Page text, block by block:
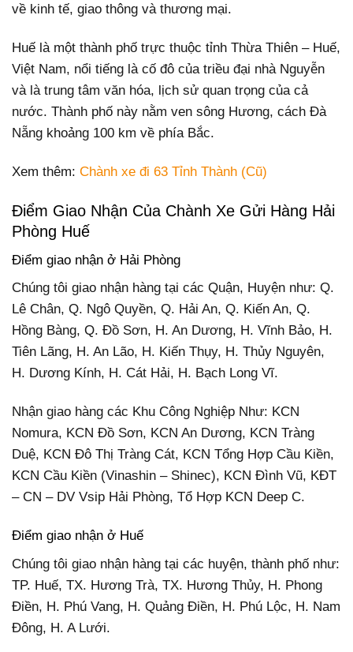
về kinh tế, giao thông và thương mại.
Huế là một thành phố trực thuộc tỉnh Thừa Thiên – Huế,
Việt Nam, nổi tiếng là cố đô của triều đại nhà Nguyễn
và là trung tâm văn hóa, lịch sử quan trọng của cả
nước. Thành phố này nằm ven sông Hương, cách Đà
Nẵng khoảng 100 km về phía Bắc.
Xem thêm: Chành xe đi 63 Tỉnh Thành (Cũ)
Điểm Giao Nhận Của Chành Xe Gửi Hàng Hải
Phòng Huế
Điểm giao nhận ở Hải Phòng
Chúng tôi giao nhận hàng tại các Quận, Huyện như: Q.
Lê Chân, Q. Ngô Quyền, Q. Hải An, Q. Kiến An, Q.
Hồng Bàng, Q. Đồ Sơn, H. An Dương, H. Vĩnh Bảo, H.
Tiên Lãng, H. An Lão, H. Kiến Thụy, H. Thủy Nguyên,
H. Dương Kính, H. Cát Hải, H. Bạch Long Vĩ.
Nhận giao hàng các Khu Công Nghiệp Như: KCN
Nomura, KCN Đồ Sơn, KCN An Dương, KCN Tràng
Duệ, KCN Đô Thị Tràng Cát, KCN Tổng Hợp Cầu Kiền,
KCN Cầu Kiền (Vinashin – Shinec), KCN Đình Vũ, KĐT
– CN – DV Vsip Hải Phòng, Tổ Hợp KCN Deep C.
Điểm giao nhận ở Huế
Chúng tôi giao nhận hàng tại các huyện, thành phố như:
TP. Huế, TX. Hương Trà, TX. Hương Thủy, H. Phong
Điền, H. Phú Vang, H. Quảng Điền, H. Phú Lộc, H. Nam
Đông, H. A Lưới.